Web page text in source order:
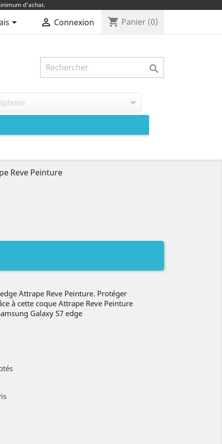
d'achat.
  Connexion shopping_cart Panier (0)

Reve Peinture
Attrape Reve Peinture. Protéger
à cette coque Attrape Reve Peinture
Galaxy S7 edge